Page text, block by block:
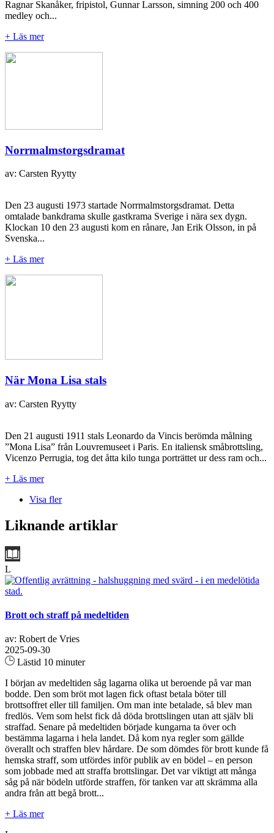
Ragnar Skanåker, fripistol, Gunnar Larsson, simning 200 och 400
medley och...
+ Läs mer
Norrmalmstorgsdramat
av: Carsten Ryytty
Den 23 augusti 1973 startade Norrmalmstorgsdramat. Detta
omtalade bankdrama skulle gastkrama Sverige i nära sex dygn.
Klockan 10 den 23 augusti kom en rånare, Jan Erik Olsson, in på
Svenska...
+ Läs mer
När Mona Lisa stals
av: Carsten Ryytty
Den 21 augusti 1911 stals Leonardo da Vincis berömda målning
”Mona Lisa” från Louvremuseet i Paris. En italiensk småbrottsling,
Vicenzo Perrugia, tog det åtta kilo tunga porträttet ur dess ram och...
+ Läs mer
Visa fler
Liknande artiklar
L
Brott och straff på medeltiden
av: Robert de Vries
2025-09-30
Lästid 10 minuter
I början av medeltiden såg lagarna olika ut beroende på var man
bodde. Den som bröt mot lagen fick oftast betala böter till
brottsoffret eller till familjen. Om man inte betalade, så blev man
fredlös. Vem som helst fick då döda brottslingen utan att själv bli
straffad. Senare på medeltiden började kungarna ta över och
bestämma lagarna i hela landet. Då kom nya regler som gällde
överallt och straffen blev hårdare. De som dömdes för brott kunde få
hemska straff, som utfördes inför publik av en bödel – en person
som jobbade med att straffa brottslingar. Det var viktigt att många
såg på när bödeln utförde straffen, för tanken var att skrämma alla
andra från att begå brott...
+ Läs mer